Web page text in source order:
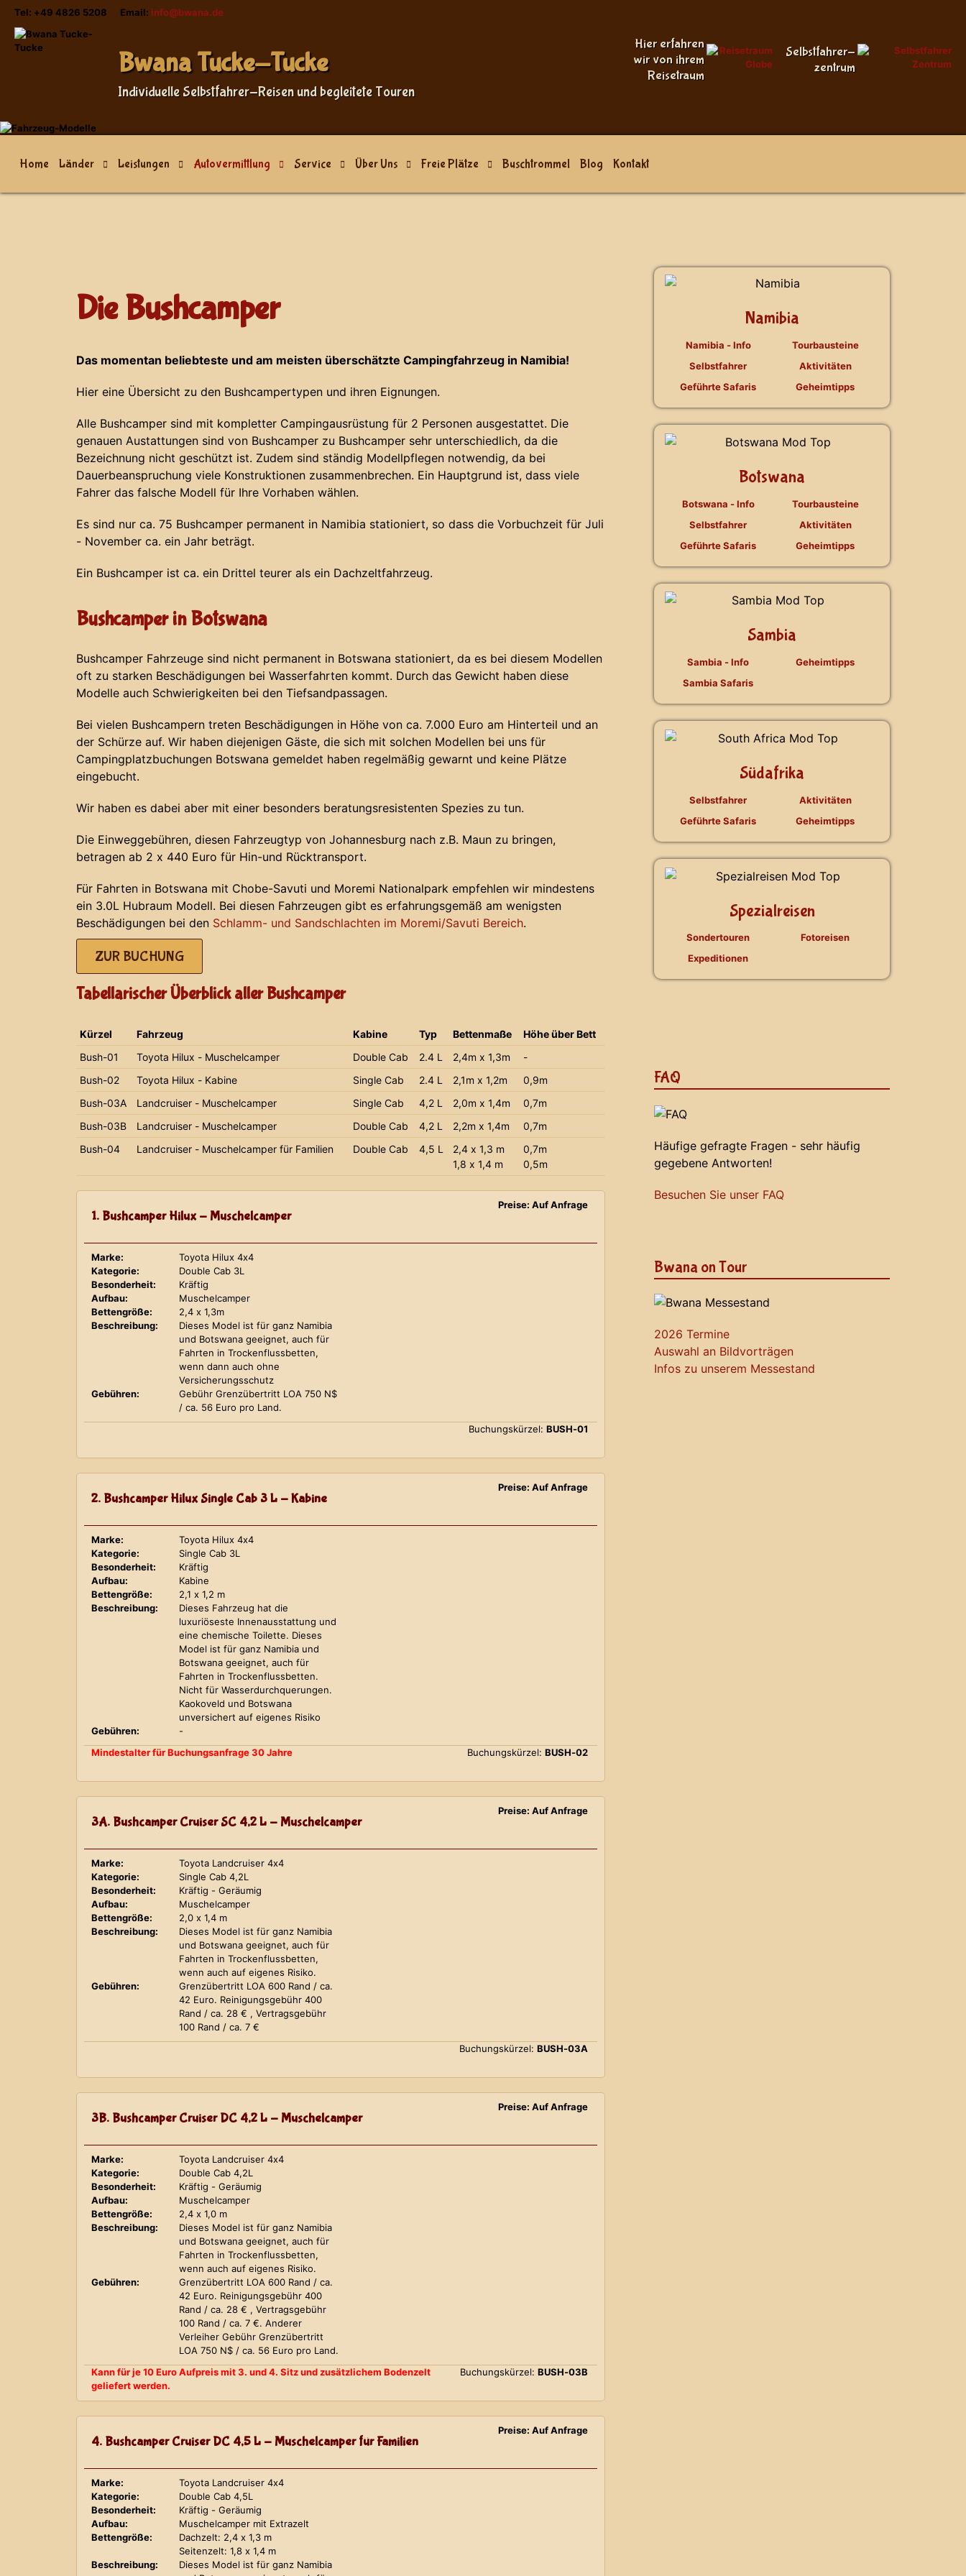
Tel: +49 4826 5208 Email: info@bwana.de
Sprache auswählen
Bwana Tucke-Tucke
Individuelle Selbstfahrer-Reisen und begleitete Touren
Hier erfahren
wir von ihrem
Reisetraum
Selbstfahrer-
zentrum
Home Länder Leistungen Autovermittlung Service Über Uns Freie Plätze Buschtrommel Blog Kontakt
Die Bushcamper
Das momentan beliebteste und am meisten überschätzte Campingfahrzeug in Namibia!
Hier eine Übersicht zu den Bushcampertypen und ihren Eignungen.
Alle Bushcamper sind mit kompletter Campingausrüstung für 2 Personen ausgestattet. Die
genauen Austattungen sind von Bushcamper zu Bushcamper sehr unterschiedlich, da die
Bezeichnung nicht geschützt ist. Zudem sind ständig Modellpflegen notwendig, da bei
Dauerbeanspruchung viele Konstruktionen zusammenbrechen. Ein Hauptgrund ist, dass viele
Fahrer das falsche Modell für Ihre Vorhaben wählen.
Es sind nur ca. 75 Bushcamper permanent in Namibia stationiert, so dass die Vorbuchzeit für Juli
- November ca. ein Jahr beträgt.
Ein Bushcamper ist ca. ein Drittel teurer als ein Dachzeltfahrzeug.
Bushcamper in Botswana
Bushcamper Fahrzeuge sind nicht permanent in Botswana stationiert, da es bei diesem Modellen
oft zu starken Beschädigungen bei Wasserfahrten kommt. Durch das Gewicht haben diese
Modelle auch Schwierigkeiten bei den Tiefsandpassagen.
Bei vielen Bushcampern treten Beschädigungen in Höhe von ca. 7.000 Euro am Hinterteil und an
der Schürze auf. Wir haben diejenigen Gäste, die sich mit solchen Modellen bei uns für
Campingplatzbuchungen Botswana gemeldet haben regelmäßig gewarnt und keine Plätze
eingebucht.
Wir haben es dabei aber mit einer besonders beratungsresistenten Spezies zu tun.
Die Einweggebühren, diesen Fahrzeugtyp von Johannesburg nach z.B. Maun zu bringen,
betragen ab 2 x 440 Euro für Hin-und Rücktransport.
Für Fahrten in Botswana mit Chobe-Savuti und Moremi Nationalpark empfehlen wir mindestens
ein 3.0L Hubraum Modell. Bei diesen Fahrzeugen gibt es erfahrungsgemäß am wenigsten
Beschädigungen bei den Schlamm- und Sandschlachten im Moremi/Savuti Bereich.
ZUR BUCHUNG
Tabellarischer Überblick aller Bushcamper
Kürzel Fahrzeug Kabine Typ Bettenmaße
Höhe über Bett
Bush-01
Toyota Hilux - Muschelcamper Double Cab 2.4 L 2,4m x 1,3m
-
Bush-02
Toyota Hilux - Kabine Single Cab 2.4 L 2,1m x 1,2m
0,9m
Bush-03A
Landcruiser - Muschelcamper Single Cab 4,2 L 2,0m x 1,4m
0,7m
Bush-03B
Landcruiser - Muschelcamper Double Cab 4,2 L 2,2m x 1,4m
0,7m
Bush-04
Landcruiser - Muschelcamper für Familien Double Cab 4,5 L
2,4 x 1,3 m
1,8 x 1,4 m
0,7m
0,5m
1. Bushcamper Hilux - Muschelcamper
Preise: Auf Anfrage
Marke:
Toyota Hilux 4x4
Kategorie:
Double Cab 3L
Besonderheit:
Kräftig
Aufbau:
Muschelcamper
Bettengröße:
2,4 x 1,3m
Beschreibung:
Dieses Model ist für ganz Namibia
und Botswana geeignet, auch für
Fahrten in Trockenflussbetten,
wenn dann auch ohne
Versicherungsschutz
Gebühren:
Gebühr Grenzübertritt LOA 750 N$
/ ca. 56 Euro pro Land.
Buchungskürzel: BUSH-01
2. Bushcamper Hilux Single Cab 3 L - Kabine
Preise: Auf Anfrage
Marke:
Toyota Hilux 4x4
Kategorie:
Single Cab 3L
Besonderheit:
Kräftig
Aufbau:
Kabine
Bettengröße:
2,1 x 1,2 m
Beschreibung:
Dieses Fahrzeug hat die
luxuriöseste Innenausstattung und
eine chemische Toilette. Dieses
Model ist für ganz Namibia und
Botswana geeignet, auch für
Fahrten in Trockenflussbetten.
Nicht für Wasserdurchquerungen.
Kaokoveld und Botswana
unversichert auf eigenes Risiko
Gebühren:
-
Mindestalter für Buchungsanfrage 30 Jahre
Buchungskürzel: BUSH-02
3A. Bushcamper Cruiser SC 4,2 L - Muschelcamper
Preise: Auf Anfrage
Marke:
Toyota Landcruiser 4x4
Kategorie:
Single Cab 4,2L
Besonderheit:
Kräftig - Geräumig
Aufbau:
Muschelcamper
Bettengröße:
2,0 x 1,4 m
Beschreibung:
Dieses Model ist für ganz Namibia
und Botswana geeignet, auch für
Fahrten in Trockenflussbetten,
wenn auch auf eigenes Risiko.
Gebühren:
Grenzübertritt LOA 600 Rand / ca.
42 Euro. Reinigungsgebühr 400
Rand / ca. 28 € , Vertragsgebühr
100 Rand / ca. 7 €
Buchungskürzel: BUSH-03A
3B. Bushcamper Cruiser DC 4,2 L - Muschelcamper
Preise: Auf Anfrage
Marke:
Toyota Landcruiser 4x4
Kategorie:
Double Cab 4,2L
Besonderheit:
Kräftig - Geräumig
Aufbau:
Muschelcamper
Bettengröße:
2,4 x 1,0 m
Beschreibung:
Dieses Model ist für ganz Namibia
und Botswana geeignet, auch für
Fahrten in Trockenflussbetten,
wenn auch auf eigenes Risiko.
Gebühren:
Grenzübertritt LOA 600 Rand / ca.
42 Euro. Reinigungsgebühr 400
Rand / ca. 28 € , Vertragsgebühr
100 Rand / ca. 7 €. Anderer
Verleiher Gebühr Grenzübertritt
LOA 750 N$ / ca. 56 Euro pro Land.
Kann für je 10 Euro Aufpreis mit 3. und 4. Sitz und zusätzlichem Bodenzelt
geliefert werden.
Buchungskürzel: BUSH-03B
4. Bushcamper Cruiser DC 4,5 L - Muschelcamper für Familien
Preise: Auf Anfrage
Marke:
Toyota Landcruiser 4x4
Kategorie:
Double Cab 4,5L
Besonderheit:
Kräftig - Geräumig
Aufbau:
Muschelcamper mit Extrazelt
Bettengröße:
Dachzelt: 2,4 x 1,3 m
Seitenzelt: 1,8 x 1,4 m
Beschreibung:
Dieses Model ist für ganz Namibia
Namibia
Namibia - Info
Selbstfahrer
Geführte Safaris
Tourbausteine
Aktivitäten
Geheimtipps
Botswana
Botswana - Info
Selbstfahrer
Geführte Safaris
Tourbausteine
Aktivitäten
Geheimtipps
Sambia
Sambia - Info
Sambia Safaris
Geheimtipps
Südafrika
Selbstfahrer
Geführte Safaris
Aktivitäten
Geheimtipps
Spezialreisen
Sondertouren
Expeditionen
Fotoreisen
FAQ
Häufige gefragte Fragen - sehr häufig
gegebene Antworten!
Besuchen Sie unser FAQ
Bwana on Tour
2026 Termine
Auswahl an Bildvorträgen
Infos zu unserem Messestand